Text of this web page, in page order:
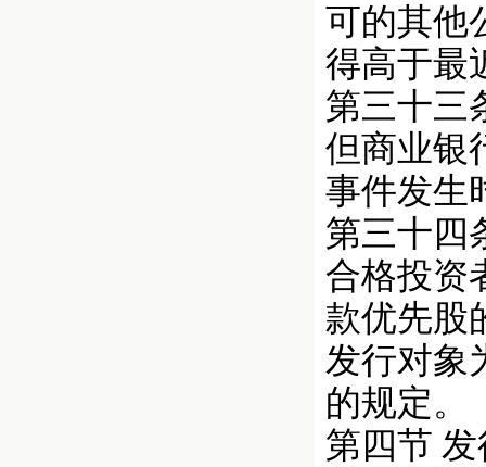
可的其他
得高于最
第三十三
但商业银
事件发生
第三十四
合格投资
款优先股
发行对象
的规定。
第四节